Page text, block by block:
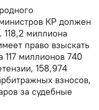
КР должен
миллиона
право взыскать
117 миллионов 740
158,974
взносов,
за судебные